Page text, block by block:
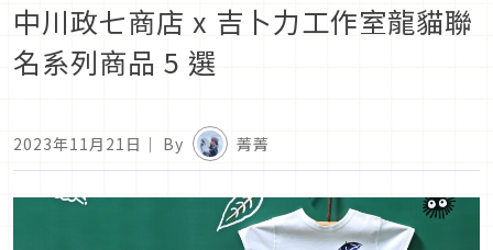
中川政七商店 x 吉卜力工作室龍貓聯
名系列商品 5 選
2023年11月21日 ｜ By 菁菁